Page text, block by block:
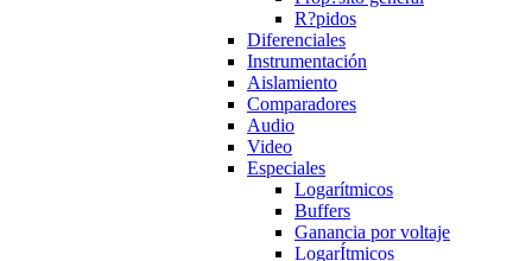
R?pidos
Diferenciales
Instrumentación
Aislamiento
Comparadores
Audio
Video
Especiales
Logarítmicos
Buffers
Ganancia por voltaje
LogarÍtmicos